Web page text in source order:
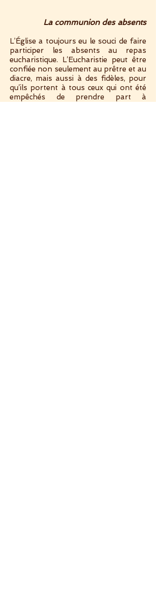
La communion des absents
L’Église a toujours eu le souci de faire
participer les absents au repas
eucharistique. L’Eucharistie peut être
confiée non seulement au prêtre et au
diacre, mais aussi à des fidèles, pour
qu’ils portent à tous ceux qui ont été
empêchés de prendre part à